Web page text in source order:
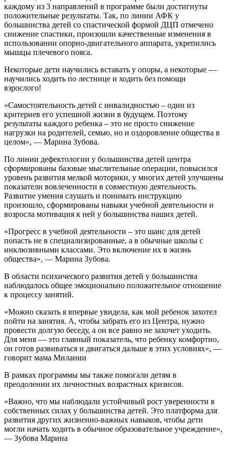
каждому из 3 направлений в программе были достигнуты
положительные результаты. Так, по линии АФК у
большинства детей со спастической формой ДЦП отмечено
снижение спастики, произошли качественные изменения в
использовании опорно-двигательного аппарата, укрепились
мышцы плечевого пояса.
Некоторые дети научились вставать у опоры, а некоторые —
научились ходить по лестнице и ходить без помощи
взрослого!
«Самостоятельность детей с инвалидностью – один из
критериев его успешной жизни в будущем. Поэтому
результаты каждого ребенка – это не просто снижение
нагрузки на родителей, семью, но и оздоровление общества в
целом», — Марина Зубова.
По линии дефектологии у большинства детей центра
сформированы базовые мыслительные операции, повысился
уровень развития мелкой моторики, у многих детей улучшены
показатели вовлеченности в совместную деятельность.
Развитие умения слушать и понимать инструкцию
произошло, сформированы навыки учебной деятельности и
возросла мотивация к ней у большинства наших детей.
«Прогресс в учебной деятельности – это шанс для детей
попасть не в специализированные, а в обычные школы с
инклюзивными классами. Это включение их в жизнь
общества», — Марина Зубова.
В области психического развития детей у большинства
наблюдалось общее эмоционально положительное отношение
к процессу занятий.
«Можно сказать я впервые увидела, как мой ребенок захотел
пойти на занятия. А, чтобы забрать его из Центра, нужно
провести долгую беседу, а он все равно не захочет уходить.
Для меня — это главный показатель, что ребенку комфортно,
он готов развиваться и двигаться дальше в этих условиях», —
говорит мама Милании
В рамках программы мы также помогали детям в
преодолении их личностных возрастных кризисов.
«Важно, что мы наблюдали устойчивый рост уверенности в
собственных силах у большинства детей. Это платформа для
развития других жизненно-важных навыков, чтобы дети
могли начать ходить в обычное образовательное учреждение»,
— Зубова Марина